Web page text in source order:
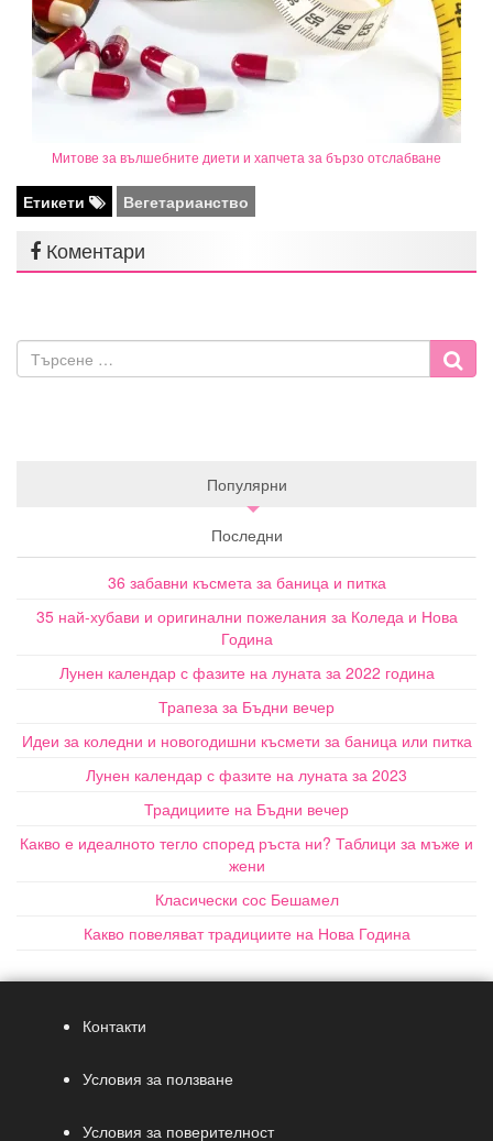
Митове за вълшебните диети и хапчета за бързо отслабване
Етикети Вегетарианство
Коментари
Популярни
Последни
36 забавни късмета за баница и питка
35 най-хубави и оригинални пожелания за Коледа и Нова
Година
Лунен календар с фазите на луната за 2022 година
Трапеза за Бъдни вечер
Идеи за коледни и новогодишни късмети за баница или питка
Лунен календар с фазите на луната за 2023
Традициите на Бъдни вечер
Какво е идеалното тегло според ръста ни? Таблици за мъже и
жени
Класически сос Бешамел
Какво повеляват традициите на Нова Година
Контакти
Условия за ползване
Условия за поверителност